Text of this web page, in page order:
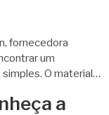
fornecedora
um
O material…
a